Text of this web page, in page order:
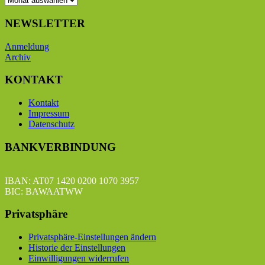
NEWSLETTER
Anmeldung
Archiv
KONTAKT
Kontakt
Impressum
Datenschutz
BANKVERBINDUNG
IBAN: AT07 1420 0200 1070 3957
BIC: BAWAATWW
Privatsphäre
Privatsphäre-Einstellungen ändern
Historie der Einstellungen
Einwilligungen widerrufen